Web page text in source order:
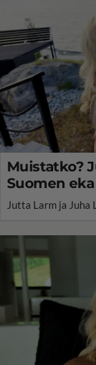
Muistatko?
Suomen
Jutta Larm ja Juha